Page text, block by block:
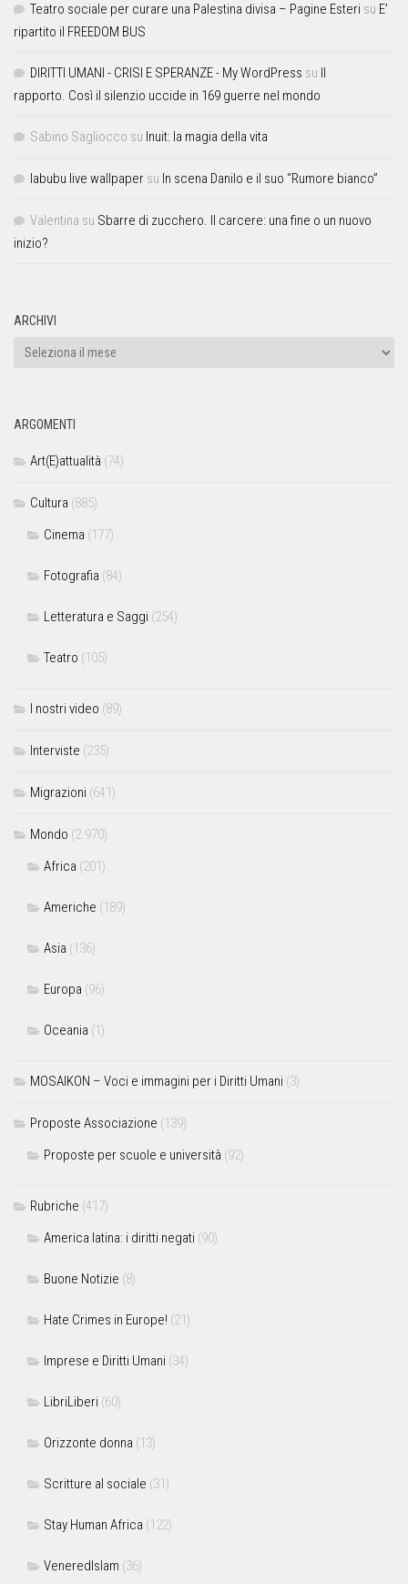
Teatro sociale per curare una Palestina divisa – Pagine Esteri su E’
ripartito il FREEDOM BUS
DIRITTI UMANI - CRISI E SPERANZE - My WordPress su Il
rapporto. Così il silenzio uccide in 169 guerre nel mondo
Sabino Sagliocco su Inuit: la magia della vita
labubu live wallpaper su In scena Danilo e il suo “Rumore bianco”
Valentina su Sbarre di zucchero. Il carcere: una fine o un nuovo
inizio?
ARCHIVI
ARGOMENTI
Art(E)attualità (74)
Cultura (885)
Cinema (177)
Fotografia (84)
Letteratura e Saggi (254)
Teatro (105)
I nostri video (89)
Interviste (235)
Migrazioni (641)
Mondo (2.970)
Africa (201)
Americhe (189)
Asia (136)
Europa (96)
Oceania (1)
MOSAIKON – Voci e immagini per i Diritti Umani (3)
Proposte Associazione (139)
Proposte per scuole e università (92)
Rubriche (417)
America latina: i diritti negati (90)
Buone Notizie (8)
Hate Crimes in Europe! (21)
Imprese e Diritti Umani (34)
LibriLiberi (60)
Orizzonte donna (13)
Scritture al sociale (31)
Stay Human Africa (122)
VeneredIslam (36)